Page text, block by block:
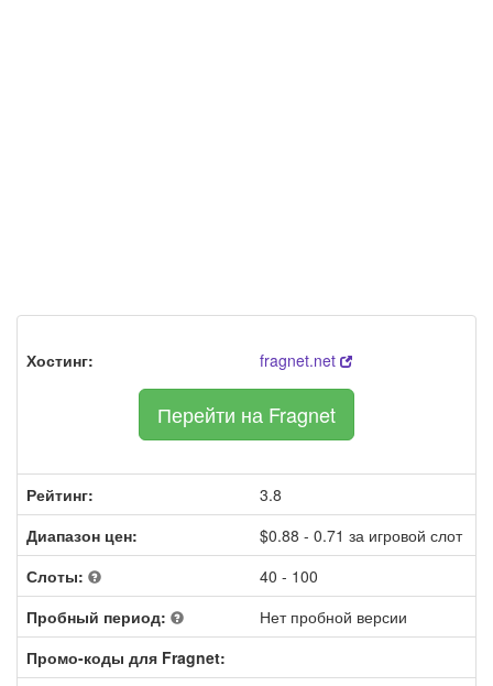
Хостинг: fragnet.net
Перейти на Fragnet
Рейтинг:
3.8
Диапазон цен:
$0.88 - 0.71 за игровой слот
Слоты:
40 - 100
Пробный период:
Нет пробной версии
Промо-коды для Fragnet: